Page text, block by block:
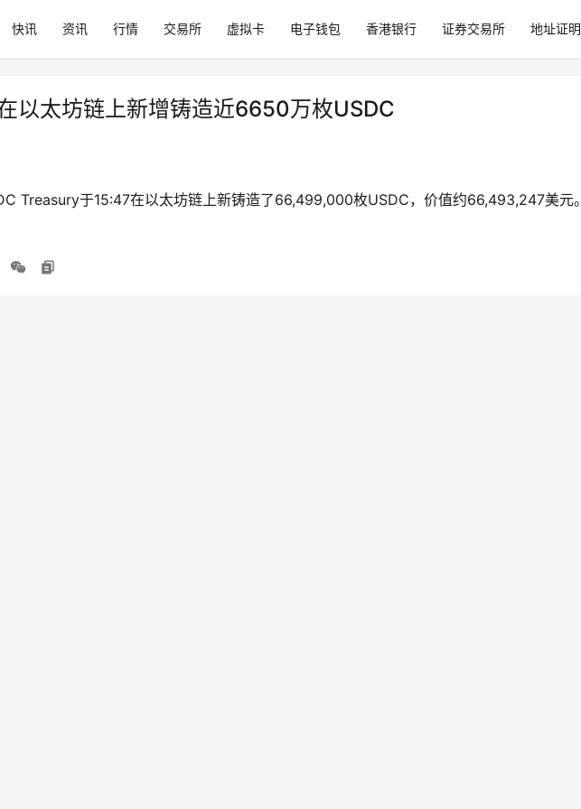
快讯 资讯 行情 交易所 虚拟卡 电子钱包 香港银行 证券交易所 地址证明
以太坊链上新增铸造近6650万枚USDC
Treasury于15:47在以太坊链上新铸造了66,499,000枚USDC，价值约66,493,247美元。